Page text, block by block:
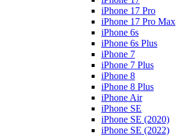
iPhone 17 Pro
iPhone 17 Pro Max
iPhone 6s
iPhone 6s Plus
iPhone 7
iPhone 7 Plus
iPhone 8
iPhone 8 Plus
iPhone Air
iPhone SE
iPhone SE (2020)
iPhone SE (2022)